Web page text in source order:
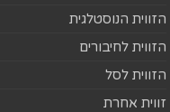
הזווית הנוסטלגית
הזווית לחיבורים
הזווית לסל
זווית אחרת